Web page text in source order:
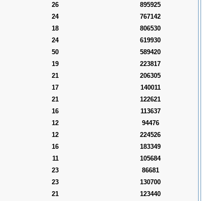
26
895925
24
767142
18
806530
24
619930
50
589420
19
223817
21
206305
17
140011
21
122621
16
113637
12
94476
12
224526
16
183349
11
105684
23
86681
23
130700
21
123440